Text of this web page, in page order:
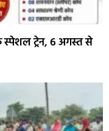
ट्रेन, 6 अगस्त से